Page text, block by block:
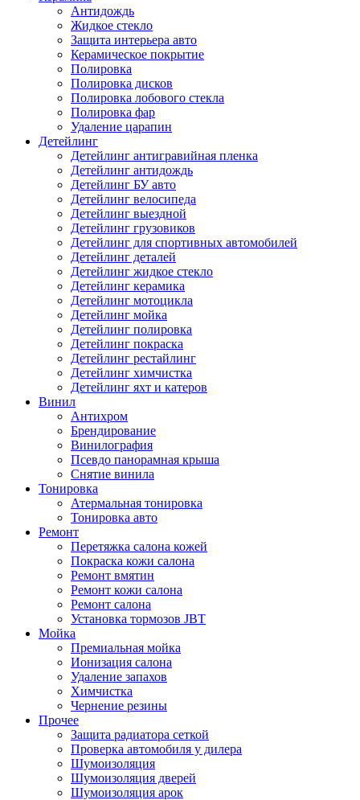
Антидождь
Жидкое стекло
Защита интерьера авто
Керамическое покрытие
Полировка
Полировка дисков
Полировка лобового стекла
Полировка фар
Удаление царапин
Детейлинг
Детейлинг антигравийная пленка
Детейлинг антидождь
Детейлинг БУ авто
Детейлинг велосипеда
Детейлинг выездной
Детейлинг грузовиков
Детейлинг для спортивных автомобилей
Детейлинг деталей
Детейлинг жидкое стекло
Детейлинг керамика
Детейлинг мотоцикла
Детейлинг мойка
Детейлинг полировка
Детейлинг покраска
Детейлинг рестайлинг
Детейлинг химчистка
Детейлинг яхт и катеров
Винил
Антихром
Брендирование
Винилография
Псевдо панорамная крыша
Снятие винила
Тонировка
Атермальная тонировка
Тонировка авто
Ремонт
Перетяжка салона кожей
Покраска кожи салона
Ремонт вмятин
Ремонт кожи салона
Ремонт салона
Установка тормозов JBT
Мойка
Премиальная мойка
Ионизация салона
Удаление запахов
Химчистка
Чернение резины
Прочее
Защита радиатора сеткой
Проверка автомобиля у дилера
Шумоизоляция
Шумоизоляция дверей
Шумоизоляция арок